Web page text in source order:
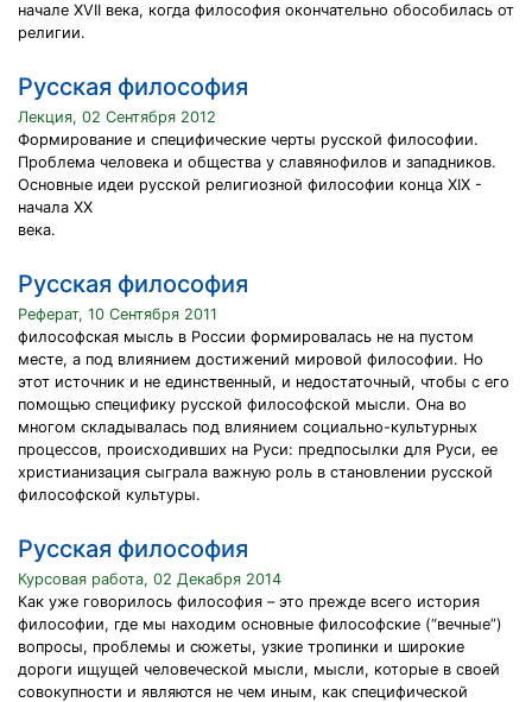
начале XVII века, когда философия окончательно обособилась от
религии.
Русская философия
Лекция, 02 Сентября 2012
Формирование и специфические черты русской философии.
Проблема человека и общества у славянофилов и западников.
Основные идеи русской религиозной философии конца XIX -
начала XX
века.
Русская философия
Реферат, 10 Сентября 2011
философская мысль в России формировалась не на пустом
месте, а под влиянием достижений мировой философии. Но
этот источник и не единственный, и недостаточный, чтобы с его
помощью специфику русской философской мысли. Она во
многом складывалась под влиянием социально-культурных
процессов, происходивших на Руси: предпосылки для Руси, ее
христианизация сыграла важную роль в становлении русской
философской культуры.
Русская философия
Курсовая работа, 02 Декабря 2014
Как уже говорилось философия – это прежде всего история
философии, где мы находим основные философские (“вечные”)
вопросы, проблемы и сюжеты, узкие тропинки и широкие
дороги ищущей человеческой мысли, мысли, которые в своей
совокупности и являются не чем иным, как специфической